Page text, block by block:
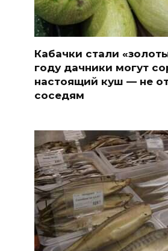
Кабачки стали
году дачники могут
настоящий куш — не
соседям